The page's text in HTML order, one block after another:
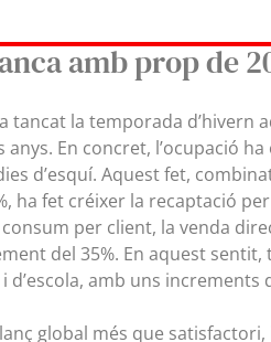
amb prop de
tancat la temporada d’hivern
En concret, l’ocupació
d’esquí. Aquest fet,
ha fet créixer la recaptació per
per client, la venda
del 35%. En aquest
amb uns increments
global més que